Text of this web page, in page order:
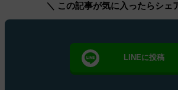
＼ この記事が気に入ったらシェ
LINEに投稿